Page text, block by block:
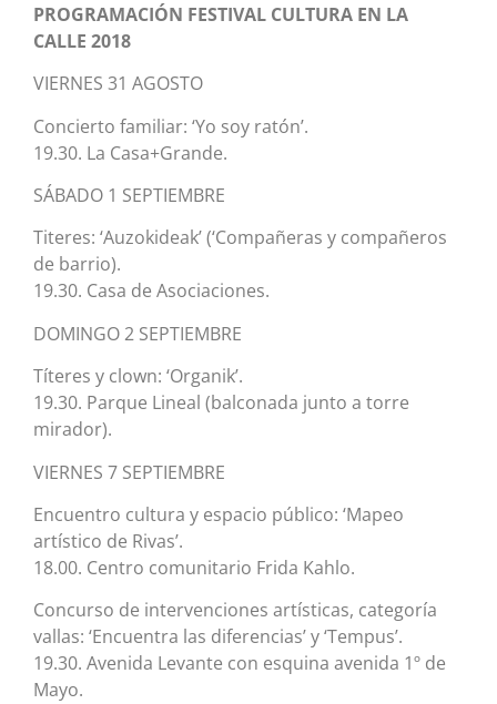
PROGRAMACIÓN FESTIVAL CULTURA EN LA
CALLE 2018
VIERNES 31 AGOSTO
Concierto familiar: ‘Yo soy ratón’.
19.30. La Casa+Grande.
SÁBADO 1 SEPTIEMBRE
Titeres: ‘Auzokideak’ (‘Compañeras y compañeros
de barrio).
19.30. Casa de Asociaciones.
DOMINGO 2 SEPTIEMBRE
Títeres y clown: ‘Organik’.
19.30. Parque Lineal (balconada junto a torre
mirador).
VIERNES 7 SEPTIEMBRE
Encuentro cultura y espacio público: ‘Mapeo
artístico de Rivas’.
18.00. Centro comunitario Frida Kahlo.
Concurso de intervenciones artísticas, categoría
vallas: ‘Encuentra las diferencias’ y ‘Tempus’.
19.30. Avenida Levante con esquina avenida 1º de
Mayo.